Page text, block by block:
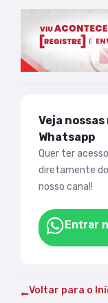
Veja
Whatsapp
Quer ter
diretamente do
nosso canal!
Entrar
Voltar para o